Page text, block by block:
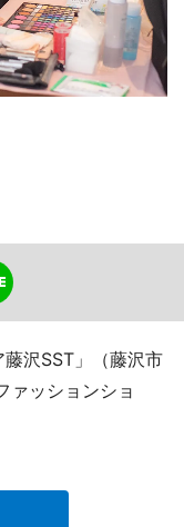
沢SST」（藤沢市
ァッションショ